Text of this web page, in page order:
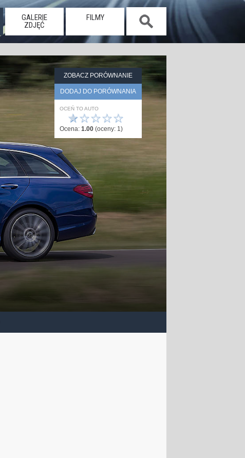
GALERIE
ZDJĘĆ
FILMY
ZOBACZ PORÓWNANIE
DODAJ DO PORÓWNANIA
OCEŃ TO AUTO
☆
☆
☆
☆
★
Ocena: 1.00 (oceny: 1)